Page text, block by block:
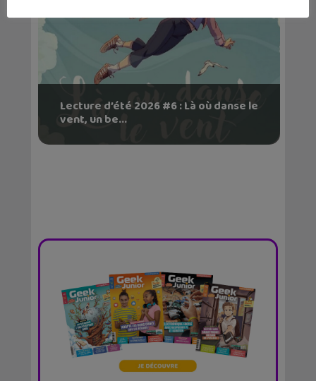
Lecture d’été 2026 #6 : Là où danse le
vent, un be...